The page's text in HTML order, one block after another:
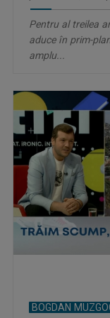
Pentru al treilea
aduce în prim-
amplu...
BOGDAN